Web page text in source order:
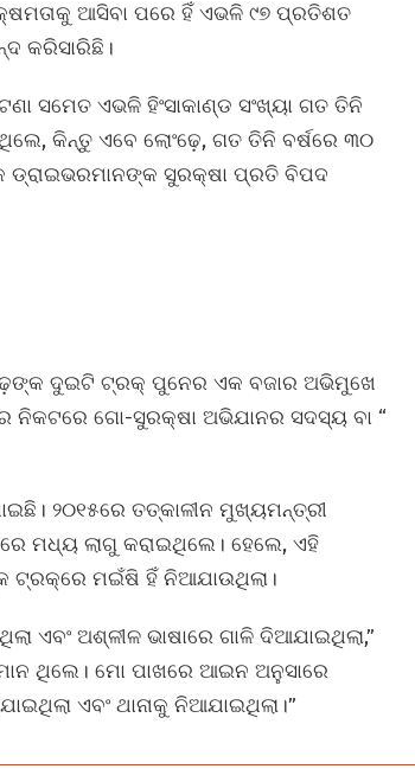
ଆସିବା ପରେ ହିଁ ଏଭଳି ୯୭ ପ୍ରତିଶତ
କରିସାରିଛି।
ସମେତ ଏଭଳି ହିଂସାକାଣ୍ଡ ସଂଖ୍ୟା ଗତ ତିନି
କିନ୍ତୁ ଏବେ ଲୋଂଢ଼େ, ଗତ ତିନି ବର୍ଷରେ ୩୦
ଡ୍ରାଇଭରମାନଙ୍କ ସୁରକ୍ଷା ପ୍ରତି ବିପଦ
ଦୁଇଟି ଟ୍ରକ୍‌ ପୁନେର ଏକ ବଜାର ଅଭିମୁଖେ
ନିକଟରେ ଗୋ-ସୁରକ୍ଷା ଅଭିଯାନର ସଦସ୍ୟ ବା “
୨୦୧୫ରେ ତତ୍କାଳୀନ ମୁଖ୍ୟମନ୍ତ୍ରୀ
ମଧ୍ୟ ଲାଗୁ କରାଇଥିଲେ। ହେଲେ, ଏହି
ଟ୍ରକ୍‌ରେ ମଇଁଷି ହିଁ ନିଆଯାଉଥିଲା।
ଏବଂ ଅଶ୍ଳୀଳ ଭାଷାରେ ଗାଳି ଦିଆଯାଇଥିଲା,”
ଥିଲେ। ମୋ ପାଖରେ ଆଇନ ଅନୁସାରେ
ଏବଂ ଥାନାକୁ ନିଆଯାଇଥିଲା।”